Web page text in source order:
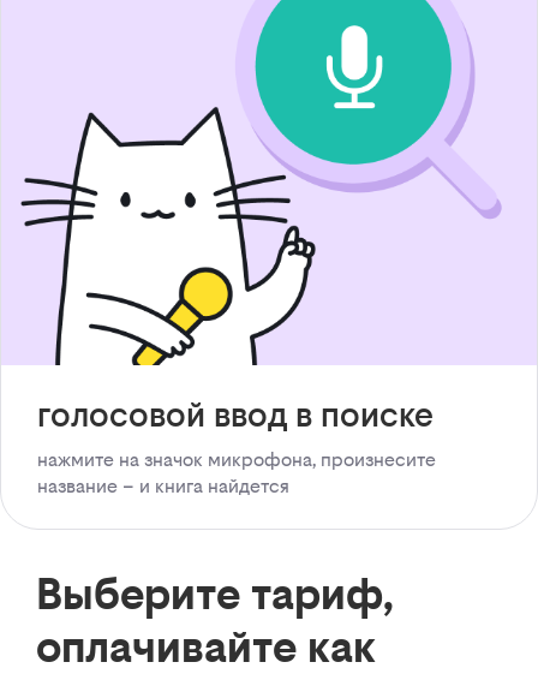
голосовой ввод в поиске
нажмите на значок микрофона, произнесите
название – и книга найдется
Выберите тариф,
оплачивайте как